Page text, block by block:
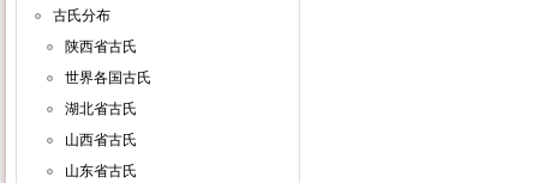
古氏分布
陕西省古氏
世界各国古氏
湖北省古氏
山西省古氏
山东省古氏